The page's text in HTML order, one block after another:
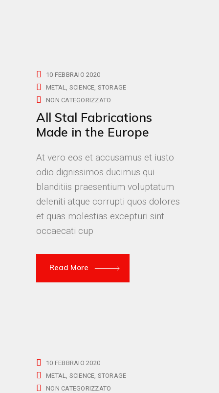
10 FEBBRAIO 2020
METAL SCIENCE STORAGE
NON CATEGORIZZATO
All Stal Fabrications
Made in the Europe
At vero eos et accusamus et iusto
odio dignissimos ducimus qui
blanditiis praesentium voluptatum
deleniti atque corrupti quos dolores
et quas molestias excepturi sint
occaecati cup
Read More
10 FEBBRAIO 2020
METAL SCIENCE STORAGE
NON CATEGORIZZATO